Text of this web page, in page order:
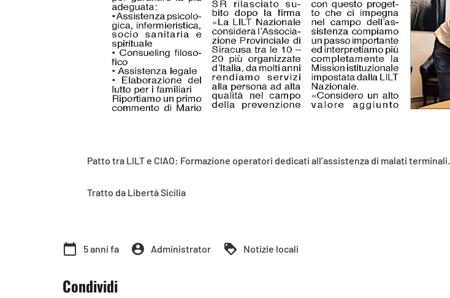
Patto tra LILT e CIAO: Formazione operatori dedicati all’assistenza di malati terminali.
Tratto da Libertà Sicilia
calendar_today 5 anni fa account_circle Administrator loyalty Notizie locali
Condividi